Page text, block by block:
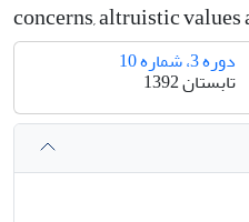
concerns, altruistic
دوره 3، شماره 10
تابستان 1392